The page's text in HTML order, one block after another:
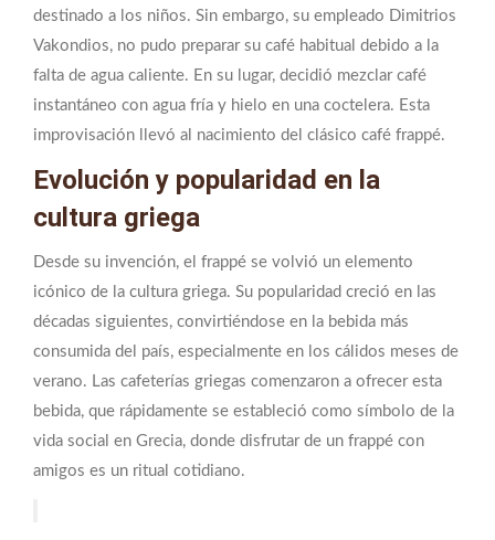
destinado a los niños. Sin embargo, su empleado Dimitrios
Vakondios, no pudo preparar su café habitual debido a la
falta de agua caliente. En su lugar, decidió mezclar café
instantáneo con agua fría y hielo en una coctelera. Esta
improvisación llevó al nacimiento del clásico café frappé.
Evolución y popularidad en la
cultura griega
Desde su invención, el frappé se volvió un elemento
icónico de la cultura griega. Su popularidad creció en las
décadas siguientes, convirtiéndose en la bebida más
consumida del país, especialmente en los cálidos meses de
verano. Las cafeterías griegas comenzaron a ofrecer esta
bebida, que rápidamente se estableció como símbolo de la
vida social en Grecia, donde disfrutar de un frappé con
amigos es un ritual cotidiano.